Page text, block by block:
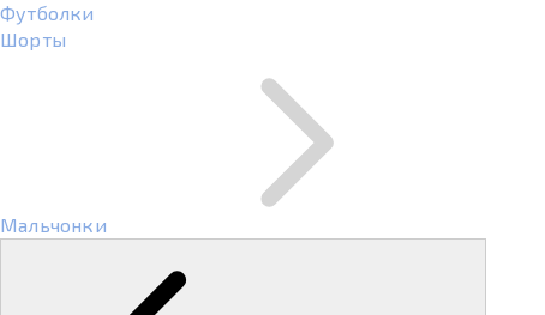
Футболки
Шорты
Мальчонки